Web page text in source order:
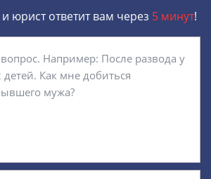
юрист ответит вам через 5 минут!